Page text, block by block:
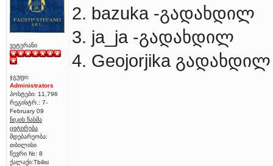
ვეტერანი
ჯგუფი:
Administrators
პოსტები: 11,796
რეგისტრ.: 7-
February 09
ნიკის ჩასმა
ციტირება
მდებარეობა:
თბილისი
წევრი №: 8
ქალაქი:Tbilisi
2. bazuka -გადახდილ
3. ja_ja -გადახდილ
4. Geojorjika გადახდილ